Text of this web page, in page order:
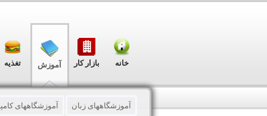
خانه بازار کار آموزش تغذیه
آموزشگاههای زبان آموزشگاههای